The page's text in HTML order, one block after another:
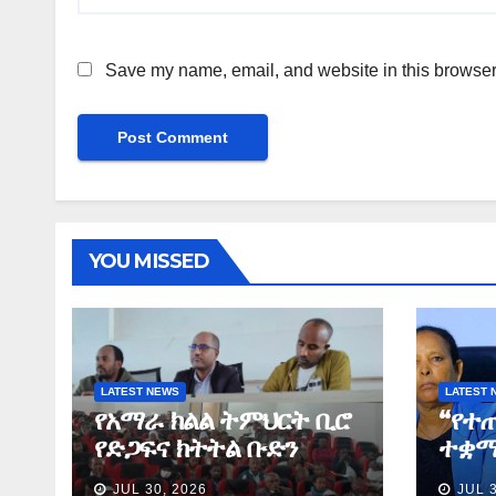
Save my name, email, and website in this
YOU MISSED
LATEST NEWS
የአማራ ክልል ትምህርት ቢሮ
የድጋፍና ክትትል ቡድን
የማጠቃለያ ግብረ መልስ ሰጠ
JUL 30, 2026
LATEST
JUL